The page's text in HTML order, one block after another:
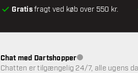
Gratisfragt ved køb over 550 kr.
Chat med DartshopperKundeservice ikke
Chatten er tilgængelig 24/7, alle ugens